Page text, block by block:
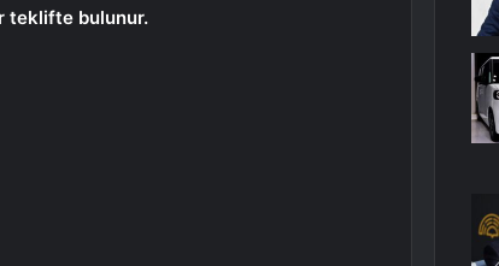
teklifte bulunur.